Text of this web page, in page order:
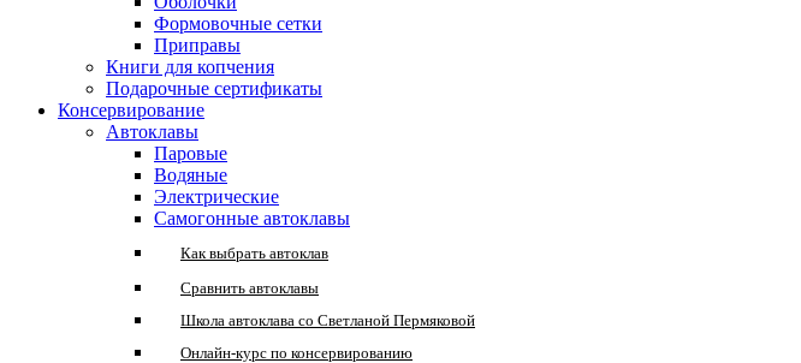
Формовочные сетки
Приправы
Книги для копчения
Подарочные сертификаты
Консервирование
Автоклавы
Паровые
Водяные
Электрические
Самогонные автоклавы
Как выбрать автоклав
Сравнить автоклавы
Школа автоклава со Светланой Пермяковой
Онлайн-курс по консервированию